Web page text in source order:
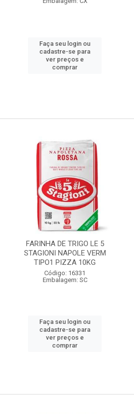
Faça seu login ou
cadastre-se para
ver preços e
comprar
FARINHA DE TRIGO LE 5
STAGIONI NAPOLE VERM
TIPO1 PIZZA 10KG
Código: 16331
Embalagem: SC
Faça seu login ou
cadastre-se para
ver preços e
comprar